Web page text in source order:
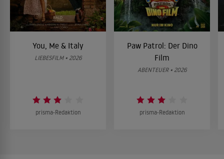
You, Me & Italy
LIEBESFILM • 2026
prisma-Redaktion
Paw Patrol: Der Dino
Film
ABENTEUER • 2026
prisma-Redaktion